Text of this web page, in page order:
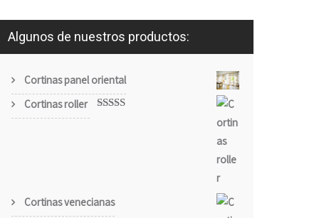
Algunos de nuestros productos:
Cortinas panel oriental
Cortinas roller
Cortinas venecianas